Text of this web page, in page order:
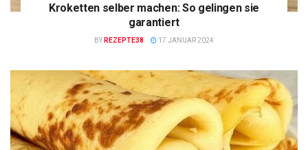
Kroketten selber machen: So gelingen sie
garantiert
BY REZEPTE38 17 JANUAR 2024